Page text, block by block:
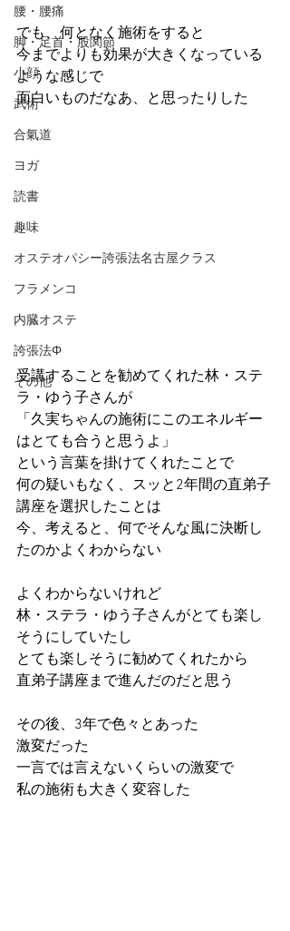
腰・腰痛
脚・足首・股関節
小顔
武術
合氣道
ヨガ
読書
趣味
オステオパシー誇張法名古屋クラス
フラメンコ
内臓オステ
誇張法Φ
その他
でも、何となく施術をすると
今までよりも効果が大きくなっている
ような感じで
面白いものだなあ、と思ったりした
受講することを勧めてくれた林・ステ
ラ・ゆう子さんが
「久実ちゃんの施術にこのエネルギー
はとても合うと思うよ」
という言葉を掛けてくれたことで
何の疑いもなく、スッと2年間の直弟子
講座を選択したことは
今、考えると、何でそんな風に決断し
たのかよくわからない
よくわからないけれど
林・ステラ・ゆう子さんがとても楽し
そうにしていたし
とても楽しそうに勧めてくれたから
直弟子講座まで進んだのだと思う
その後、3年で色々とあった
激変だった
一言では言えないくらいの激変で
私の施術も大きく変容した